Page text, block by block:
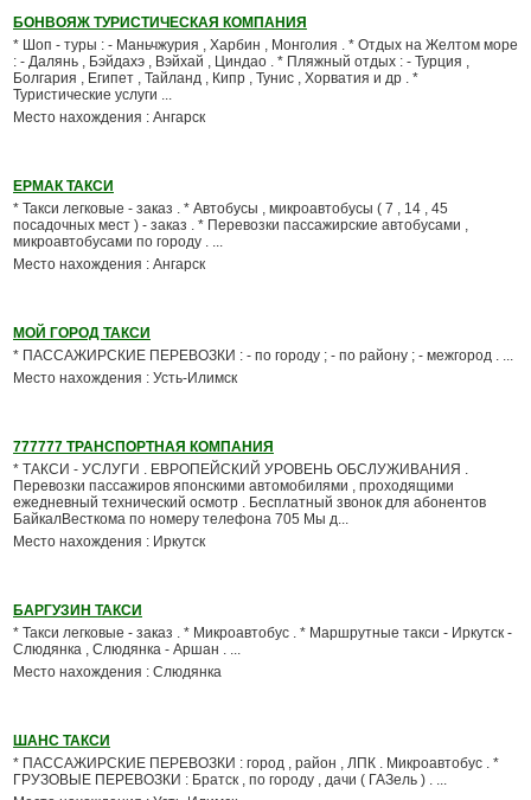
БОНВОЯЖ ТУРИСТИЧЕСКАЯ КОМПАНИЯ
* Шоп - туры : - Маньчжурия , Харбин , Монголия . * Отдых на Желтом море
: - Далянь , Бэйдахэ , Вэйхай , Циндао . * Пляжный отдых : - Турция ,
Болгария , Египет , Тайланд , Кипр , Тунис , Хорватия и др . *
Туристические услуги ...
Место нахождения : Ангарск
ЕРМАК ТАКСИ
* Такси легковые - заказ . * Автобусы , микроавтобусы ( 7 , 14 , 45
посадочных мест ) - заказ . * Перевозки пассажирские автобусами ,
микроавтобусами по городу . ...
Место нахождения : Ангарск
МОЙ ГОРОД ТАКСИ
* ПАССАЖИРСКИЕ ПЕРЕВОЗКИ : - по городу ; - по району ; - межгород . ...
Место нахождения : Усть-Илимск
777777 ТРАНСПОРТНАЯ КОМПАНИЯ
* ТАКСИ - УСЛУГИ . ЕВРОПЕЙСКИЙ УРОВЕНЬ ОБСЛУЖИВАНИЯ .
Перевозки пассажиров японскими автомобилями , проходящими
ежедневный технический осмотр . Бесплатный звонок для абонентов
БайкалВесткома по номеру телефона 705 Мы д...
Место нахождения : Иркутск
БАРГУЗИН ТАКСИ
* Такси легковые - заказ . * Микроавтобус . * Маршрутные такси - Иркутск -
Слюдянка , Слюдянка - Аршан . ...
Место нахождения : Слюдянка
ШАНС ТАКСИ
* ПАССАЖИРСКИЕ ПЕРЕВОЗКИ : город , район , ЛПК . Микроавтобус . *
ГРУЗОВЫЕ ПЕРЕВОЗКИ : Братск , по городу , дачи ( ГАЗель ) . ...